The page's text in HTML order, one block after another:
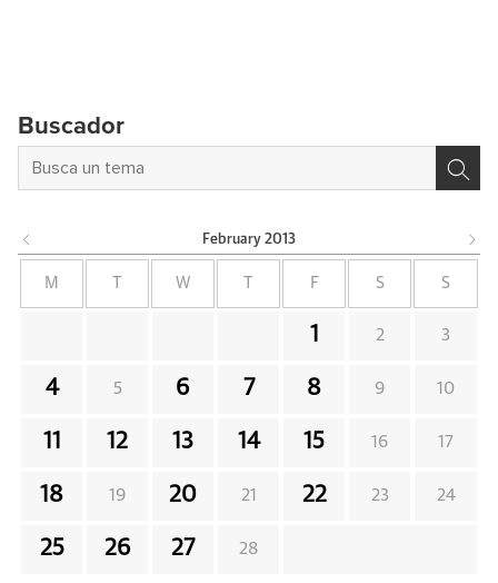
Buscador
February 2013
M W F S S
1 2 3
4 5 6 7 8 9 10
11 12 13 14 15 16 17
18 19 20 21 22 23 24
25 26 27 28